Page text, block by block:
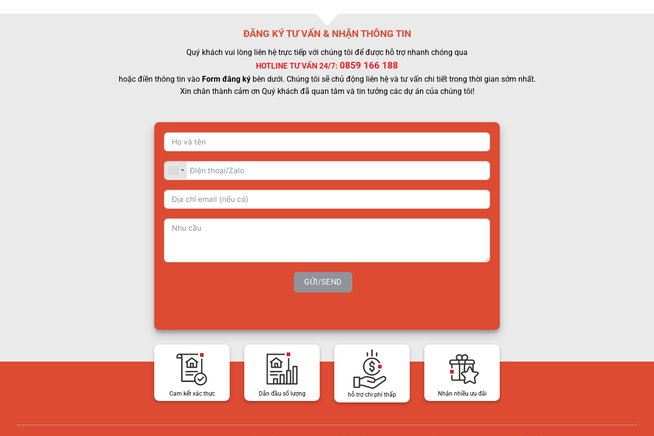
ĐĂNG KÝ TƯ VẤN & NHẬN THÔNG TIN
Quý khách vui lòng liên hệ trực tiếp với chúng tôi để được hỗ trợ nhanh chóng qua
HOTLINE TƯ VẤN 24/7: 0859 166 188
hoặc điền thông tin vào Form đăng kýbên dưới. Chúng tôi sẽ chủ động liên hệ và tư vấn chi tiết trong thời gian sớm nhất.
Xin chân thành cảm ơn Quý khách đã quan tâm và tin tưởng các dự án của chúng tôi!
GỬI/SEND
Cam kết xác thực Dẫn đầu số lượng hỗ trợ chi phí thấp Nhận nhiều ưu đãi